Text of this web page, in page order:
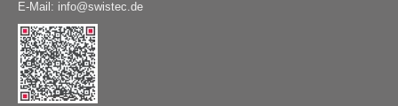
E-Mail:
@swistec.de